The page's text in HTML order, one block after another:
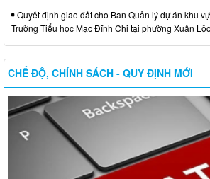
Quyết định giao đất cho Ban Quản lý dự án khu
Trường Tiểu học Mạc Đĩnh Chi tại phường Xuân
CHẾ ĐỘ, CHÍNH SÁCH - QUY ĐỊNH MỚI